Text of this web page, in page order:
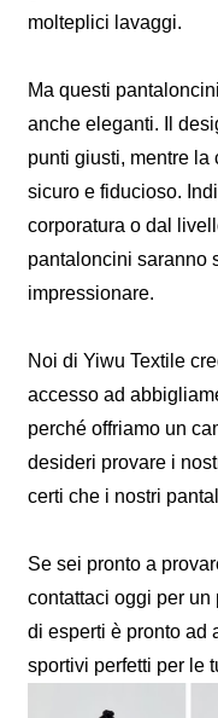
molteplici lavaggi.
Ma questi
anche eleganti. Il
punti giusti, mentre la
sicuro e fiducioso.
corporatura o dal
pantaloncini saranno
impressionare.
Noi di Yiwu Textile
accesso ad
perché offriamo un
desideri provare i
certi che i nostri
Se sei pronto a
contattaci oggi per un
di esperti è pronto ad
sportivi perfetti per le